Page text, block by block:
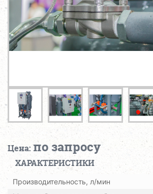
Цена:по запросу
ХАРАКТЕРИСТИКИ
Производительность, л/мин